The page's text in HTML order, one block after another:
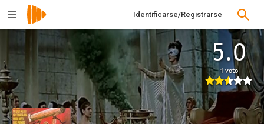
Identificarse/Registrarse
5.0
1 voto